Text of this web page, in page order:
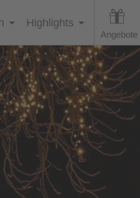
Highlights
Angebote